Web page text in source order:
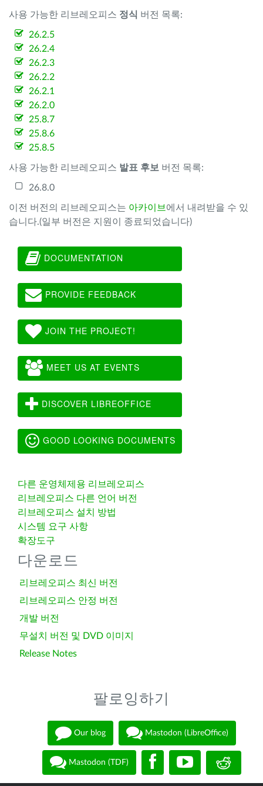
사용 가능한 리브레오피스 정식 버전 목록:
26.2.5
26.2.4
26.2.3
26.2.2
26.2.1
26.2.0
25.8.7
25.8.6
25.8.5
사용 가능한 리브레오피스 발표 후보 버전 목록:
26.8.0
이전 버전의 리브레오피스는 아카이브 에서 내려받을 수 있
습니다.(일부 버전은 지원이 종료되었습니다)
DOCUMENTATION
PROVIDE FEEDBACK
JOIN THE PROJECT!
MEET US AT EVENTS
DISCOVER LIBREOFFICE
GOOD LOOKING DOCUMENTS
다른 운영체제용 리브레오피스
리브레오피스 다른 언어 버전
리브레오피스 설치 방법
시스템 요구 사항
확장도구
다운로드
리브레오피스 최신 버전
리브레오피스 안정 버전
개발 버전
무설치 버전 및 DVD 이미지
Release Notes
팔로잉하기
Our blog Mastodon (LibreOffice)
Mastodon (TDF)